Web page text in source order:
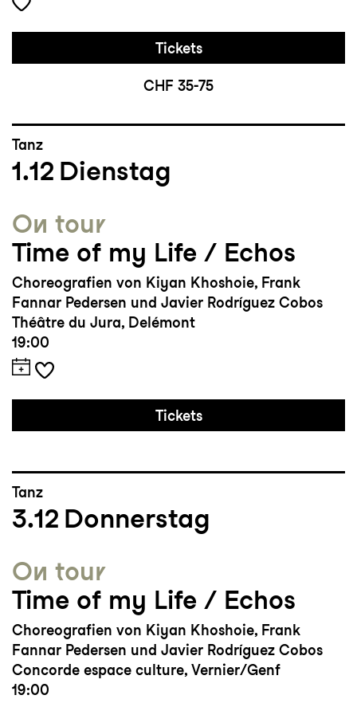
Tickets
CHF 35-75
Tanz
1.12 Dienstag
On tour
Time of my Life / Echos
Choreografien von Kiyan Khoshoie, Frank
Fannar Pedersen und Javier Rodríguez Cobos
Théâtre du Jura, Delémont
19:00
Tickets
Tanz
3.12 Donnerstag
On tour
Time of my Life / Echos
Choreografien von Kiyan Khoshoie, Frank
Fannar Pedersen und Javier Rodríguez Cobos
Concorde espace culture, Vernier/Genf
19:00